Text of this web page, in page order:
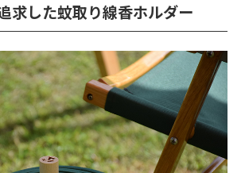
求した蚊取り線香ホルダー